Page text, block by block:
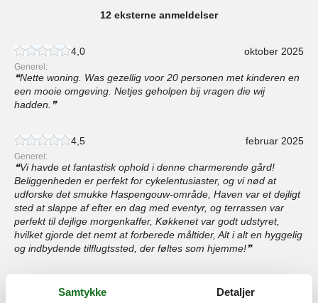
12 eksterne anmeldelser
4,0 oktober 2025
Generel:
Nette woning. Was gezellig voor 20 personen met kinderen en
een mooie omgeving. Netjes geholpen bij vragen die wij
hadden.
4,5 februar 2025
Generel:
Vi havde et fantastisk ophold i denne charmerende gård!
Beliggenheden er perfekt for cykelentusiaster, og vi nød at
udforske det smukke Haspengouw-område, Haven var et dejligt
sted at slappe af efter en dag med eventyr, og terrassen var
perfekt til dejlige morgenkaffer, Køkkenet var godt udstyret,
hvilket gjorde det nemt at forberede måltider, Alt i alt en hyggelig
og indbydende tilflugtssted, der føltes som hjemme!
Samtykke Detaljer